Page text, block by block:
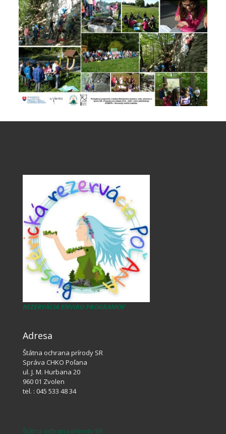
REZERVÁCIA ENVIRO PROGRAMOV
Adresa
Štátna ochrana prírody SR
Správa CHKO Poľana
ul. J. M. Hurbana 20
960 01 Zvolen
tel. : 045 533 48 34
Štátna ochrana prírody SR